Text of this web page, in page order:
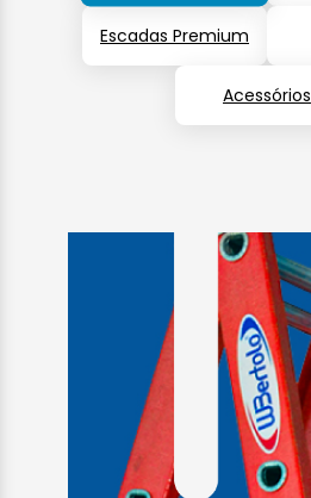
Escadas Premium
Acessórios